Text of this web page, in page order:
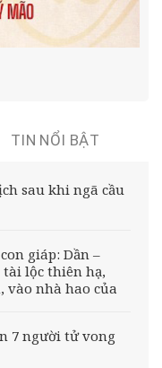
TIN NỔI BẬT
sau khi ngã cầu
giáp: Dần –
lộc thiên hạ,
vào nhà hao của
7 người tử vong